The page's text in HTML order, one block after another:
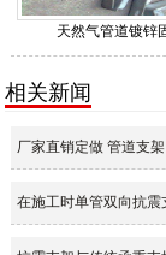
天然气管道镀锌
相关新闻
厂家直销定做 管道支
在施工时单管双向抗震